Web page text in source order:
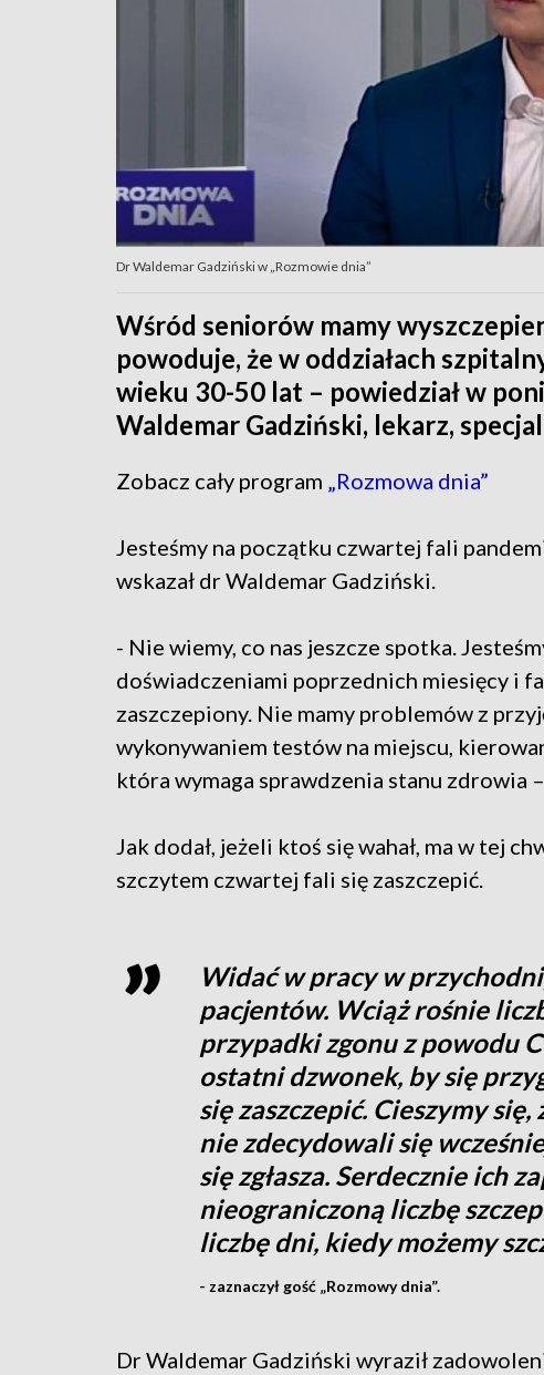
Dr Waldemar Gadziński w „Rozmowie dnia”
Wśród seniorów mamy
powoduje, że w oddziałach
wieku 30-50 lat – powiedział w
Waldemar Gadziński, lekarz,
Zobacz cały program „Rozmowa dnia”
Jesteśmy na początku czwartej fali
wskazał dr Waldemar Gadziński.
- Nie wiemy, co nas jeszcze spotka.
doświadczeniami poprzednich miesięcy i
zaszczepiony. Nie mamy problemów z
wykonywaniem testów na miejscu,
która wymaga sprawdzenia stanu zdrowia
Jak dodał, jeżeli ktoś się wahał, ma w tej
szczytem czwartej fali się zaszczepić.
Widać w pracy w
pacjentów. Wciąż rośnie
przypadki zgonu z powodu
ostatni dzwonek, by się
się zaszczepić. Cieszymy
nie zdecydowali się
się zgłasza. Serdecznie ich
nieograniczoną liczbę
liczbę dni, kiedy możemy
- zaznaczył gość „Rozmowy dnia”.
Dr Waldemar Gadziński wyraził